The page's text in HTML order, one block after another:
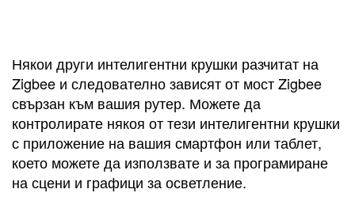
Някои други интелигентни крушки разчитат на
Zigbee и следователно зависят от мост Zigbee
свързан към вашия рутер. Можете да
контролирате някоя от тези интелигентни крушки
с приложение на вашия смартфон или таблет,
което можете да използвате и за програмиране
на сцени и графици за осветление.